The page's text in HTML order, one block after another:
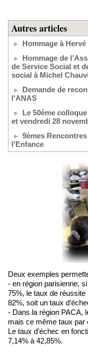
Autres articles
Hommage à
Hommage de
de Service Social et
social à Michel
Demande de
l'ANAS
Le 50ème
et vendredi 28
9èmes
l'Enfance
Deux exemples
- en région parisienne,
75%, le taux de
82%, soit un taux
- Dans la région PACA,
mais ce même taux par
Le taux d’échec en
7,14% à 42,85%.